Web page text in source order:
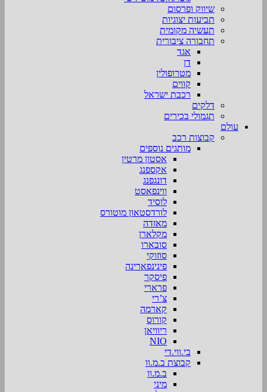
שיווק ופרסום
תביעות יצוגיות
תעשיה מקומית
תחבורה ציבורית
אגד
דן
מטרופולין
קווים
רכבת ישראל
דלקים
תגמולי בכירים
עולם
קבוצות רכב
מותגים נוספים
אסטון מרטין
אקספנג
דונגפנג
ווינפאסט
לוסיד
לורדסטאון מוטורס
מאזדה
מקלארן
סובארו
סוזוקי
פינינפארינה
פיסקר
פרארי
צ’רי
קארמה
קורוס
ריוויאן
NIO
בי.ווי.די
קבוצת ב.מ.וו
ב.מ.וו
מיני